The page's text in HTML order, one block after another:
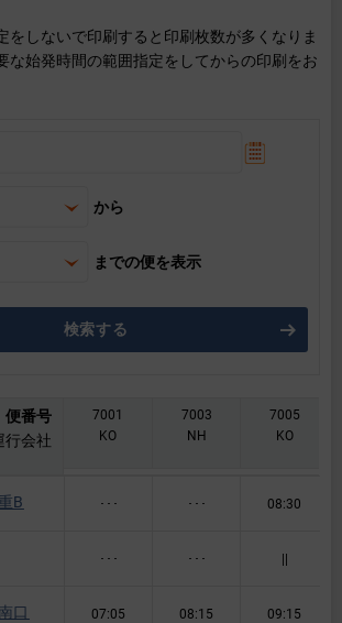
をしないで印刷すると印刷枚数が多くなりま
な始発時間の範囲指定をしてからの印刷をお
から
までの便を表示
検索する
便番号
行会社
7001
KO
7003
NH
7005
KO
B
口
･･･ ･･･ 08:30
･･･ ･･･ ||
07:05 08:15 09:15